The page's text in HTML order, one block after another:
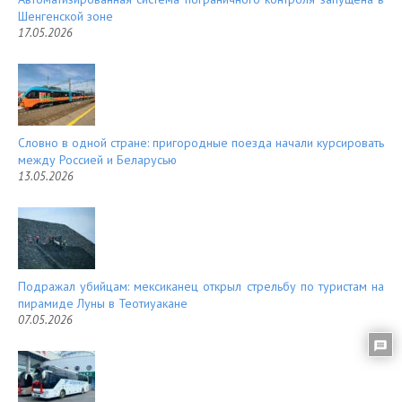
Шенгенской зоне
17.05.2026
Словно в одной стране: пригородные поезда начали курсировать
между Россией и Беларусью
13.05.2026
Подражал убийцам: мексиканец открыл стрельбу по туристам на
пирамиде Луны в Теотиуакане
07.05.2026